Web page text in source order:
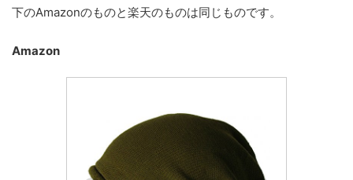
下のAmazonのものと楽天のものは同じものです。
Amazon